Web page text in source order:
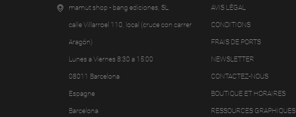
mamut shop - bang ediciones, SL
calle Villarroel 110, local (cruce con carrer
Aragón)
Lunes a Viernes 8:30 a 15:00
08011 Barcelona
Espagne
Barcelona
AVIS LÉGAL
CONDITIONS
FRAIS DE PORTS
NEWSLETTER
CONTACTEZ-NOUS
BOUTIQUE ET HORAIRES
RESSOURCES GRAPHIQUES